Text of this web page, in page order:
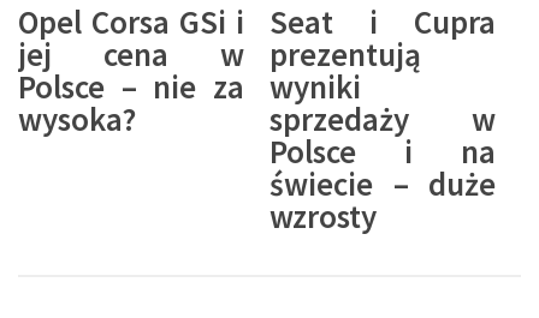
Opel Corsa GSi i
jej cena w
Polsce – nie za
wysoka?
Seat i Cupra
prezentują
wyniki
sprzedaży w
Polsce i na
świecie – duże
wzrosty